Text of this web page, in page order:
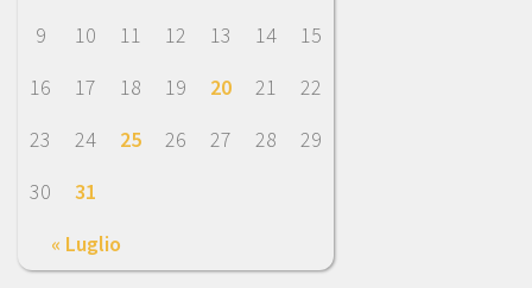
« Luglio
9
10 11 12 13 14
15
16
17 18 19 20 21
22
23
24 25 26 27 28
29
30
31